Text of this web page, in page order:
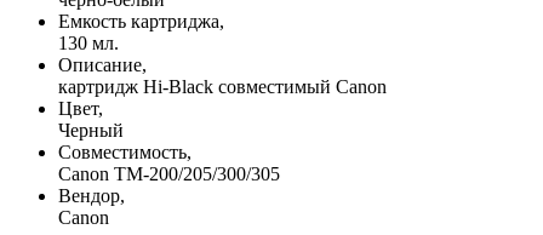
Емкость картриджа,
130 мл.
Описание,
картридж Hi-Black совместимый Canon
Цвет,
Черный
Совместимость,
Canon TM-200/205/300/305
Вендор,
Canon